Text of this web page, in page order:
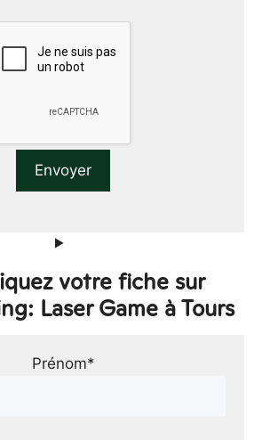
votre fiche sur
Laser Game à Tours
Prénom*